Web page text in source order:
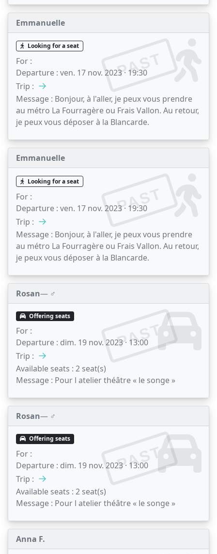
Emmanuelle
PAST
Looking for a seat
For :
Departure : ven. 17 nov. 2023 · 19:30
Trip : →
Message : Bonjour, à l'aller, je peux vous prendre
au métro La Fourragère ou Frais Vallon. Au retour,
je peux vous déposer à la Blancarde.
Emmanuelle
PAST
Looking for a seat
For :
Departure : ven. 17 nov. 2023 · 19:30
Trip : →
Message : Bonjour, à l'aller, je peux vous prendre
au métro La Fourragère ou Frais Vallon. Au retour,
je peux vous déposer à la Blancarde.
Rosan— ♂️
PAST
Offering seats
For :
Departure : dim. 19 nov. 2023 · 13:00
Trip : →
Available seats : 2 seat(s)
Message : Pour l atelier théâtre « le songe »
Rosan— ♂️
PAST
Offering seats
For :
Departure : dim. 19 nov. 2023 · 13:00
Trip : →
Available seats : 2 seat(s)
Message : Pour l atelier théâtre « le songe »
Anna F.